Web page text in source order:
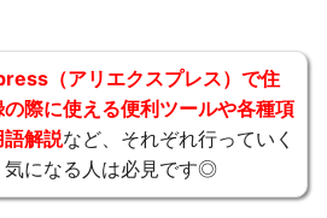
（アリエクスプレス）で住
の際に使える便利ツールや各種項
語解説など、それぞれ行っていく
気になる人は必見です◎